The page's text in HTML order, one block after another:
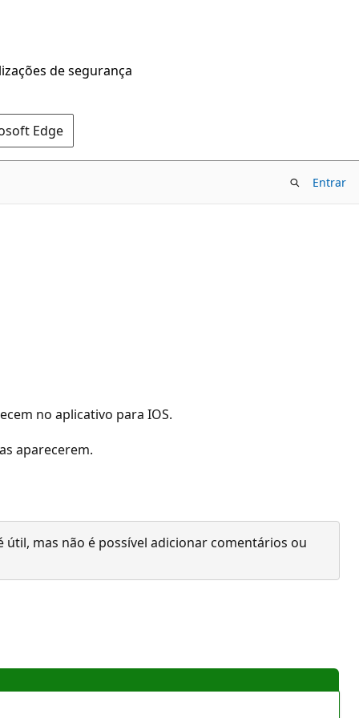
de segurança
Edge
Entrar
no aplicativo para IOS.
aparecerem.
mas não é possível adicionar comentários ou